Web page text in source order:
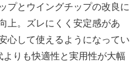
プとウイングチップの改良に
上。ズレにくく安定感があ
心して使えるようになってい
りも快適性と実用性が大幅